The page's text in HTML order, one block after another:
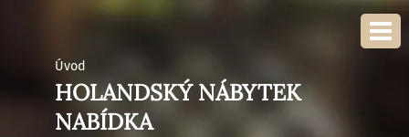
Úvod
HOLANDSKÝ NÁBYTEK
NABÍDKA